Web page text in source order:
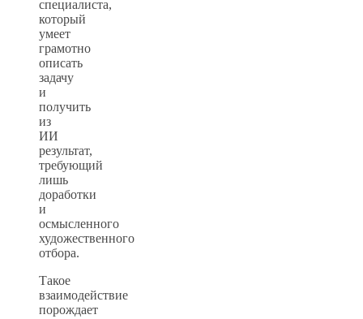
специалиста,
который
умеет
грамотно
описать
задачу
и
получить
из
ИИ
результат,
требующий
лишь
доработки
и
осмысленного
художественного
отбора.
Такое
взаимодействие
порождает